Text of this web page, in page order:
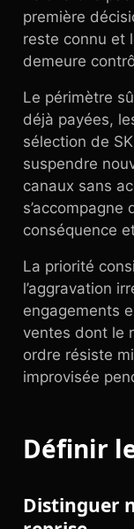
première
reste connu et
demeure
Le périmètre
déjà payées,
sélection de
suspendre
canaux sans
s’accompagne
conséquence
La priorité
l’aggravation
engagements
ventes dont le
ordre résiste
improvisée
Définir
Distinguer